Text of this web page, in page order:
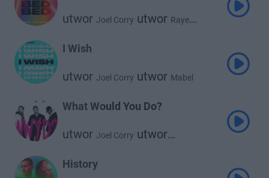
utwor Joel Corry utwor Raye
I Wish
utwor Joel Corry utwor Mabel
What Would You Do?
utwor Joel Corry utwor
History